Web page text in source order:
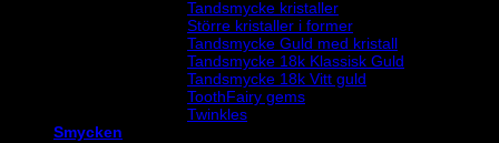
Tandsmycke kristaller
Större kristaller i former
Tandsmycke Guld med kristall
Tandsmycke 18k Klassisk Guld
Tandsmycke 18k Vitt guld
ToothFairy gems
Twinkles
Smycken